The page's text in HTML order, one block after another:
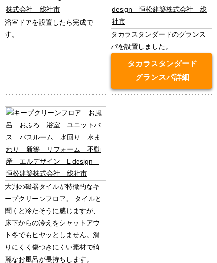
浴室ドアを設置したら完成で
す。
タカラスタンダードのグランス
パを設置しました。
タカラスタンダード
グランスパ詳細
大判の磁器タイルが特徴的なキ
ープクリーンフロア。 タイルと
聞くと冷たそうに感じますが、
床下からの冷えをシャットアウ
ト冬でもヒヤッとしません。滑
りにくく傷つきにくい素材で綺
麗なお風呂が長持ちします。